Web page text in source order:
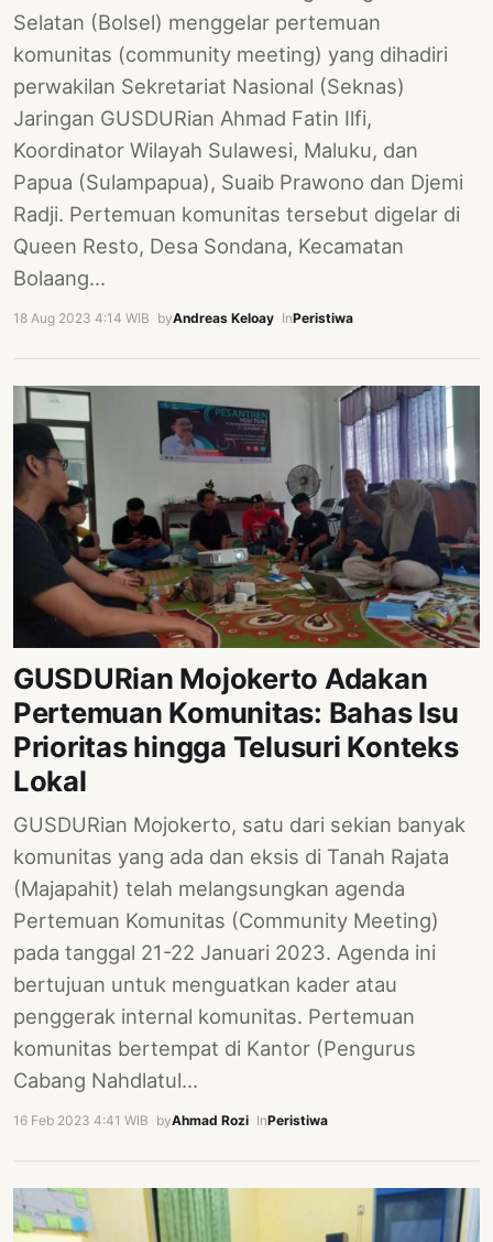
Selatan (Bolsel) menggelar pertemuan
komunitas (community meeting) yang dihadiri
perwakilan Sekretariat Nasional (Seknas)
Jaringan GUSDURian Ahmad Fatin Ilfi,
Koordinator Wilayah Sulawesi, Maluku, dan
Papua (Sulampapua), Suaib Prawono dan Djemi
Radji. Pertemuan komunitas tersebut digelar di
Queen Resto, Desa Sondana, Kecamatan
Bolaang…
18 Aug 2023 4:14 WIB byAndreas Keloay InPeristiwa
GUSDURian Mojokerto Adakan
Pertemuan Komunitas: Bahas Isu
Prioritas hingga Telusuri Konteks
Lokal
GUSDURian Mojokerto, satu dari sekian banyak
komunitas yang ada dan eksis di Tanah Rajata
(Majapahit) telah melangsungkan agenda
Pertemuan Komunitas (Community Meeting)
pada tanggal 21-22 Januari 2023. Agenda ini
bertujuan untuk menguatkan kader atau
penggerak internal komunitas. Pertemuan
komunitas bertempat di Kantor (Pengurus
Cabang Nahdlatul…
16 Feb 2023 4:41 WIB byAhmad Rozi InPeristiwa